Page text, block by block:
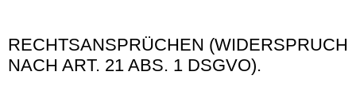
RECHTSANSPRÜCHEN (WIDERSPRUCH
NACH ART. 21 ABS. 1 DSGVO).